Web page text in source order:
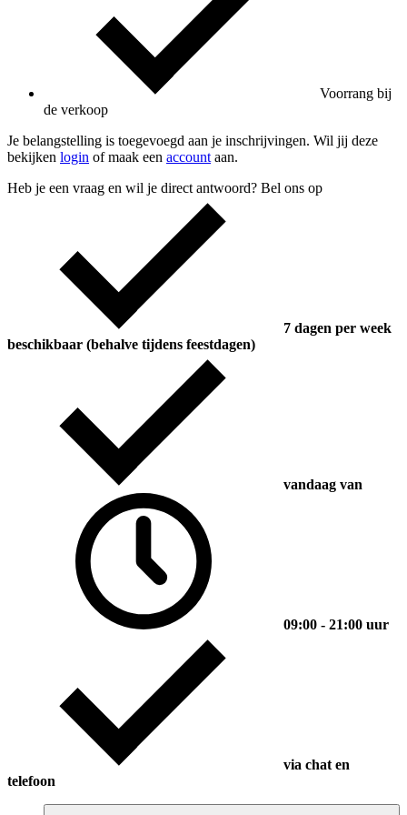
Voorrang bij
de verkoop
Je belangstelling is toegevoegd aan je inschrijvingen. Wil jij deze
bekijken login of maak een account aan.
Heb je een vraag en wil je direct antwoord? Bel ons op
7 dagen per week
beschikbaar (behalve tijdens feestdagen)
vandaag van
09:00 - 21:00 uur
via chat en
telefoon